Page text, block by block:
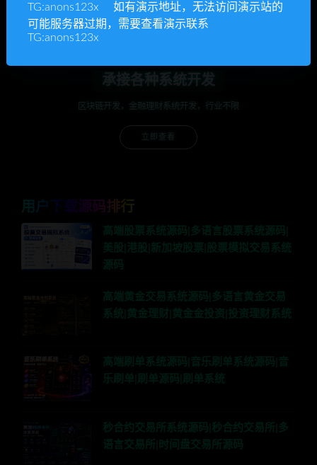
立即查看
承接各种系统开发
区块链开发，金融理财系统开发，行业不限
立即查看
用户下载源码排行
高端股票系统源码|多语言股票系统源码|
美股|港股|新加坡股票|股票模拟交易系统
源码
高端黄金交易系统源码|多语言黄金交易
系统|黄金理财|黄金金投资|投资理财系统
高端刷单系统源码|音乐刷单系统源码|音
乐刷单|刷单源码|刷单系统
秒合约交易所系统源码|秒合约交易所|多
语言交易所|时间盘交易所源码
TG:anons123x 如有演示地址，无法访问演示站的
可能服务器过期，需要查看演示联系
TG:anons123x